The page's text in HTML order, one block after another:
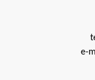
e-